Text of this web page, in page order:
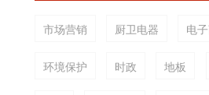
市场营销 厨卫电器 电
环境保护 时政 地板